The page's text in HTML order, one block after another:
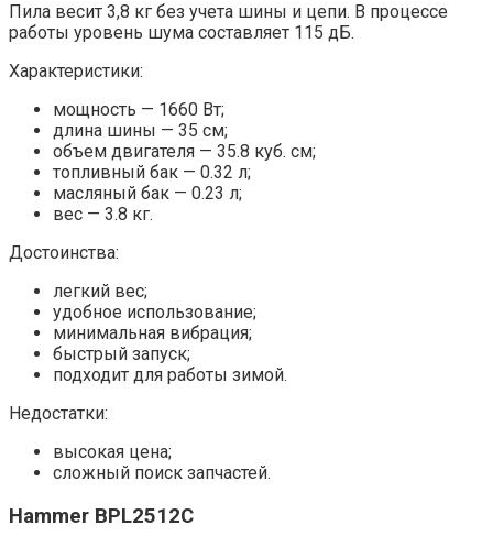
Пила весит 3,8 кг без учета шины и цепи. В процессе
работы уровень шума составляет 115 дБ.
Характеристики:
мощность — 1660 Вт;
длина шины — 35 см;
объем двигателя — 35.8 куб. см;
топливный бак — 0.32 л;
масляный бак — 0.23 л;
вес — 3.8 кг.
Достоинства:
легкий вес;
удобное использование;
минимальная вибрация;
быстрый запуск;
подходит для работы зимой.
Недостатки:
высокая цена;
сложный поиск запчастей.
Hammer BPL2512C